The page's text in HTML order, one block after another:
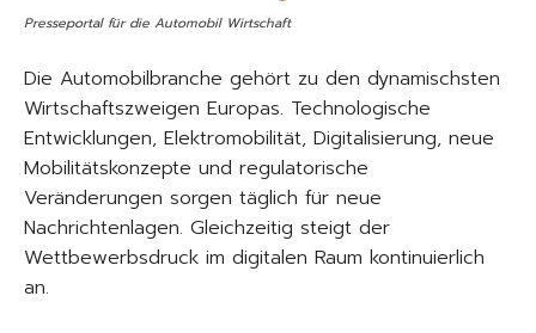
Presseportal für die Automobil Wirtschaft
Die Automobilbranche gehört zu den dynamischsten
Wirtschaftszweigen Europas. Technologische
Entwicklungen, Elektromobilität, Digitalisierung, neue
Mobilitätskonzepte und regulatorische
Veränderungen sorgen täglich für neue
Nachrichtenlagen. Gleichzeitig steigt der
Wettbewerbsdruck im digitalen Raum kontinuierlich
an.